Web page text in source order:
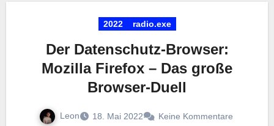
2022 radio.exe
Der Datenschutz-Browser:
Mozilla Firefox – Das große
Browser-Duell
Leon 18. Mai 2022 Keine Kommentare